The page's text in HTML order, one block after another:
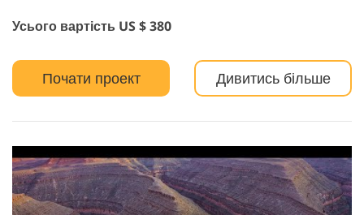
Усього вартість US $ 380
Почати проект Дивитись більше